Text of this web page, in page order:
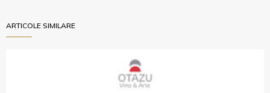
ARTICOLE SIMILARE